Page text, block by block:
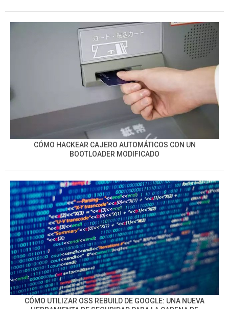
CÓMO HACKEAR CAJERO AUTOMÁTICOS CON UN
BOOTLOADER MODIFICADO
CÓMO UTILIZAR OSS REBUILD DE GOOGLE: UNA NUEVA